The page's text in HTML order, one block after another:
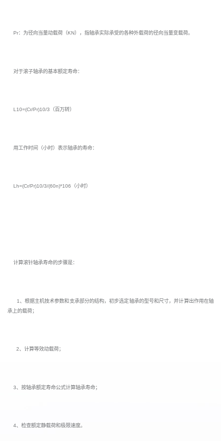
Pr：为径向当量动载荷（KN），指轴承实际承受的各种外载荷的径向当量变载荷。
对于滚子轴承的基本额定寿命：
L10=(Cr/Pr)10/3（百万转）
用工作时间（小时）表示轴承的寿命：
Lh=(Cr/Pr)10/3/(60n)*106（小时）
计算滚针轴承寿命的步骤是：
1、根据主机技术参数和支承部分的结构，初步选定轴承的型号和尺寸，并计算出作用在轴
承上的载荷；
2、计算等效动载荷；
3、按轴承额定寿命公式计算轴承寿命；
4、检查额定静载荷和极限速度。